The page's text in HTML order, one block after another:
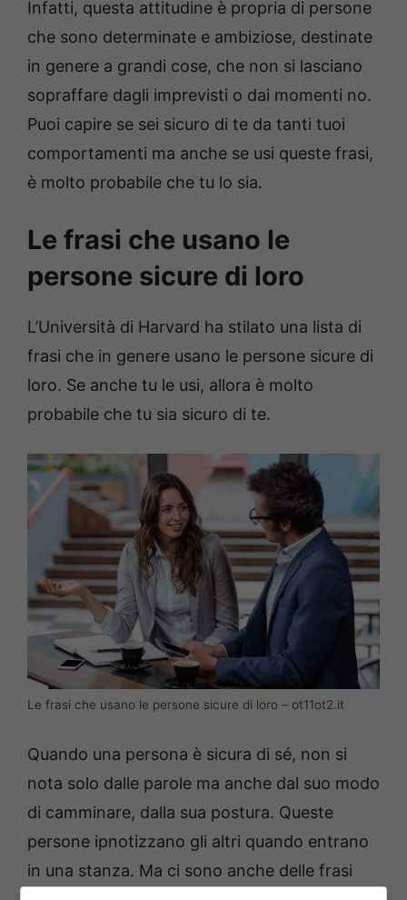
Infatti, questa attitudine è propria di persone
che sono determinate e ambiziose, destinate
in genere a grandi cose, che non si lasciano
sopraffare dagli imprevisti o dai momenti no.
Puoi capire se sei sicuro di te da tanti tuoi
comportamenti ma anche se usi queste frasi,
è molto probabile che tu lo sia.
Le frasi che usano le
persone sicure di loro
L’Università di Harvard ha stilato una lista di
frasi che in genere usano le persone sicure di
loro. Se anche tu le usi, allora è molto
probabile che tu sia sicuro di te.
Le frasi che usano le persone sicure di loro – ot11ot2.it
Quando una persona è sicura di sé, non si
nota solo dalle parole ma anche dal suo modo
di camminare, dalla sua postura. Queste
persone ipnotizzano gli altri quando entrano
in una stanza. Ma ci sono anche delle frasi